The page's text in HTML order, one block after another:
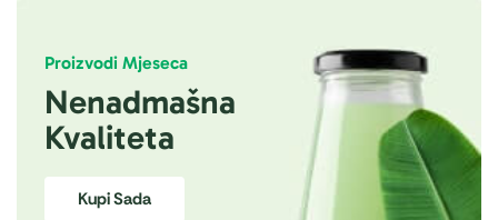
Proizvodi Mjeseca
Nenadmašna
Kvaliteta
Kupi Sada